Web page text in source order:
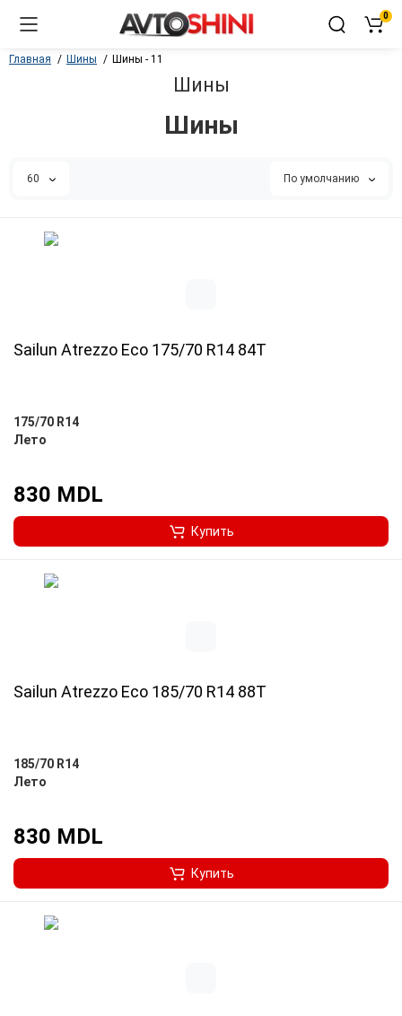
0
Главная Шины Шины - 11
Шины
Шины
60 По умолчанию
Sailun Atrezzo Eco 175/70 R14 84T
175/70 R14
Лето
830 MDL
Купить
Sailun Atrezzo Eco 185/70 R14 88T
185/70 R14
Лето
830 MDL
Купить